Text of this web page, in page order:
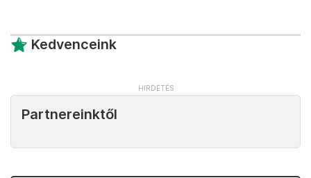
Kedvenceink
Partnereinktől